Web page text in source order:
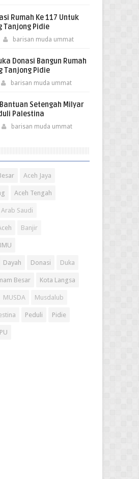
Rumah Ke 117 Untuk
Tanjong Pidie
barisan muda ummat
Donasi Bangun Rumah
Tanjong Pidie
barisan muda ummat
Setengah Milyar
Palestina
barisan muda ummat
Aceh Jaya
Aceh Tengah
Arab Saudi
Banjir
Dayah Donasi Duka
Besar Kota Langsa
MUSDA Musdalub
Peduli Pidie